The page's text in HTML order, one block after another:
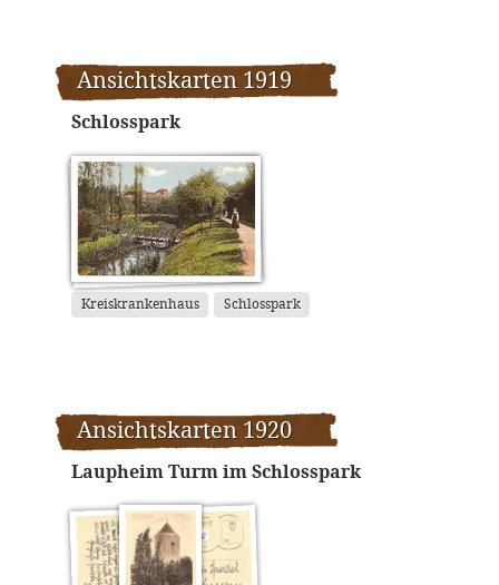
Ansichtskarten 1919
Schlosspark
Kreiskrankenhaus Schlosspark
Ansichtskarten 1920
Laupheim Turm im Schlosspark